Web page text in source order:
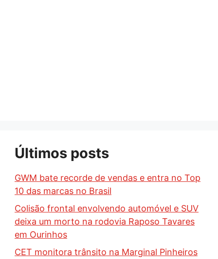
Últimos posts
GWM bate recorde de vendas e entra no Top
10 das marcas no Brasil
Colisão frontal envolvendo automóvel e SUV
deixa um morto na rodovia Raposo Tavares
em Ourinhos
CET monitora trânsito na Marginal Pinheiros